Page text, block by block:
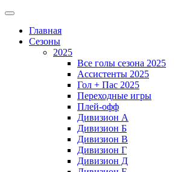
Главная
Сезоны
2025
Все голы сезона 2025
Ассистенты 2025
Гол + Пас 2025
Переходные игры
Плей-офф
Дивизион A
Дивизион Б
Дивизион В
Дивизион Г
Дивизион Д